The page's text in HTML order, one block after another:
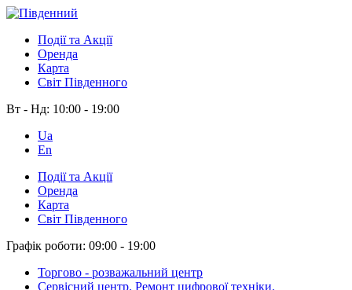
Події та Акції
Оренда
Карта
Світ Південного
Вт - Нд: 10:00 - 19:00
Ua
En
Події та Акції
Оренда
Карта
Світ Південного
Графік роботи: 09:00 - 19:00
Торгово - розважальний центр
Сервісний центр. Ремонт цифрової техніки.